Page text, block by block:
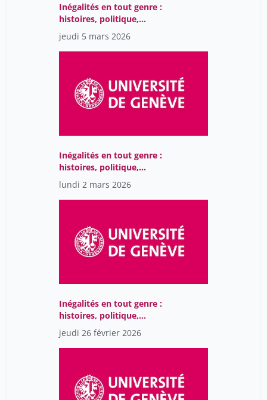
Inégalités en tout genre :
histoires, politique,
société
jeudi 5 mars 2026
Inégalités en tout genre :
histoires, politique,
société
lundi 2 mars 2026
Inégalités en tout genre :
histoires, politique,
société
jeudi 26 février 2026